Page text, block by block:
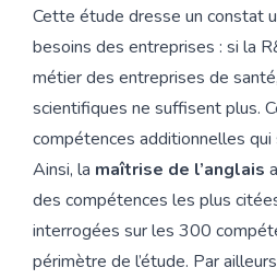
Cette étude dresse un constat
besoins des entreprises : si la
métier des entreprises de
scientifiques ne suffisent plus.
compétences additionnelles
Ainsi, la maîtrise de l’anglais
des compétences les plus
interrogées sur les 300
périmètre de l’étude. Par